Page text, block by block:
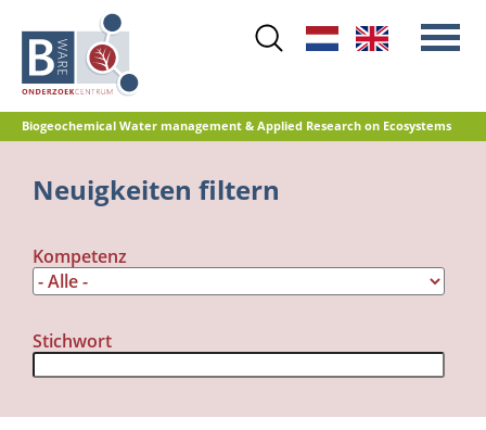
main
content
Biogeochemical Water management & Applied Research on Ecosystems
Main
menuStickstoff
Renaturierungsmanagement
Renaturierung Landwirtschaftlicher
Torfoxidation und
Treibhausgasemissionen
Neuigkeiten filtern
Kompetenz
Stichwort